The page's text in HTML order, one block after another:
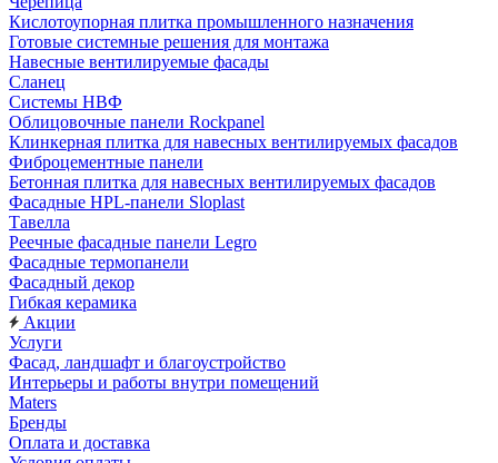
Кислотоупорная плитка промышленного назначения
Готовые системные решения для монтажа
Навесные вентилируемые фасады
Сланец
Системы НВФ
Облицовочные панели Rockpanel
Клинкерная плитка для навесных вентилируемых фасадов
Фиброцементные панели
Бетонная плитка для навесных вентилируемых фасадов
Фасадные HPL-панели Sloplast
Тавелла
Реечные фасадные панели Legro
Фасадные термопанели
Фасадный декор
Гибкая керамика
Акции
Услуги
Фасад, ландшафт и благоустройство
Интерьеры и работы внутри помещений
Maters
Бренды
Оплата и доставка